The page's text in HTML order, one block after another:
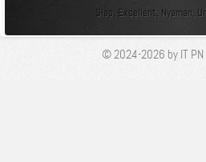
Siap, Excellent, Nyaman,
© 2024-2026 by IT PN